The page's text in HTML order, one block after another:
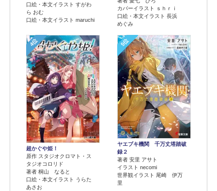
口絵・本文イラスト すがわ
ら おむ
口絵・本文イラスト maruchi
カバーイラスト ｓｈｒｉ
口絵・本文イラスト 長浜
めぐみ
4位
超かぐや姫！
原作 スタジオクロマト・ス
タジオコロリド
著者 桐山 なると
口絵・本文イラスト うらた
あさお
5位
ヤエブキ機関 千万丈塔踏破
録２
著者 安里 アサト
イラスト necomi
世界観イラスト 尾崎 伊万
里